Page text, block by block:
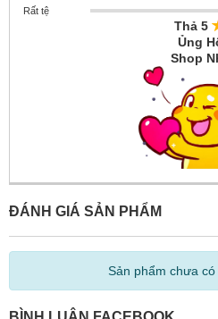
Rất tệ
Thả 5
Ủng
Shop
ĐÁNH GIÁ SẢN PHẨM
Sản phẩm chưa